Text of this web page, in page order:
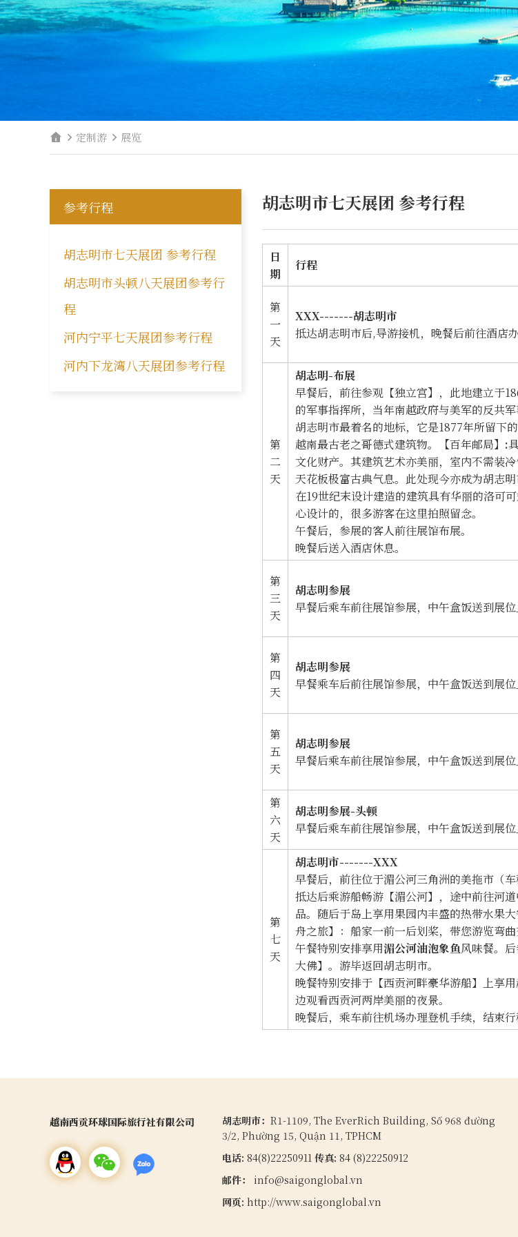
定制游 展览
参考行程
胡志明市七天展团 参考行程
胡志明市头顿八天展团参考行
程
河内宁平七天展团参考行程
河内下龙湾八天展团参考行程
胡志明市七天展团 参考行程
日
期
行程
第
一
天
XXX-------胡志明市
抵达胡志明市后,导游接机，晚餐后前往酒店办
第
二
天
胡志明-布展
早餐后，前往参观【独立宫】 ，此地建立于
的军事指挥所，当年南越政府与美军的反共军
胡志明市最着名的地标，它是1877年所留下
越南最古老之哥德式建筑物。
【百年邮局】 :
文化财产。其建筑艺术亦美丽，室内不需装
天花板极富古典气息。此处现今亦成为胡志明
在19世纪末设计建造的建筑具有华丽的洛可
心设计的，很多游客在这里拍照留念。
午餐后，参展的客人前往展馆布展。
晚餐后送入酒店休息。
第
三
天
胡志明参展
早餐后乘车前往展馆参展，中午盒饭送到展位
第
四
天
胡志明参展
早餐乘车后前往展馆参展，中午盒饭送到展位
第
五
天
胡志明参展
早餐后乘车前往展馆参展，中午盒饭送到展位
第
六
天
胡志明参展-头顿
早餐后乘车前往展馆参展，中午盒饭送到展位
第
七
天
胡志明市-------XXX
早餐后，前往位于湄公河三角洲的美拖市（
抵达后乘游船畅游【湄公河】，途中前往河
品。随后于岛上享用果园内丰盛的热带水果
舟之旅】：船家一前一后划桨，带您游览弯
午餐特别安排享用湄公河油泡象鱼风味餐。
大佛】。游毕返回胡志明市。
晚餐特别安排于【西贡河畔豪华游船】上享
边观看西贡河两岸美丽的夜景。
晚餐后，乘车前往机场办理登机手续，结束行
越南西贡环球国际旅行社有限公司 胡志明市： R1-1109, The EverRich Building, Số 968 đường
3/2, Phường 15, Quận 11, TPHCM
电话: 84(8)22250911 传真: 84 (8)22250912
邮件： info@saigonglobal.vn
网页: http://www.saigonglobal.vn